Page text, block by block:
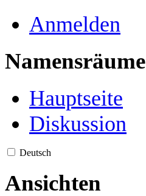
Anmelden
Namensräume
Hauptseite
Diskussion
Deutsch
Ansichten